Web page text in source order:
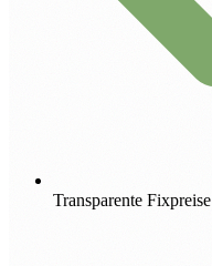
Transparente Fixpreise